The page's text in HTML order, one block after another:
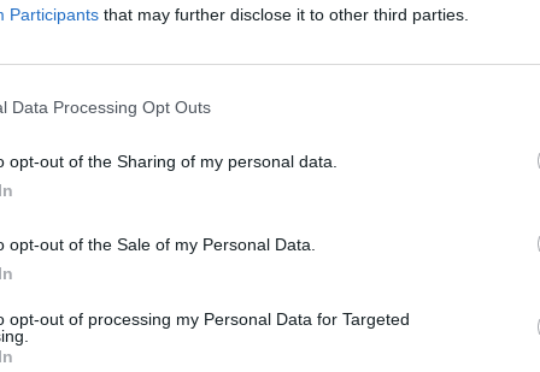
Participants that may further disclose it to other third parties.
Data Processing Opt Outs
opt-out of the Sharing of my personal data.
opt-out of the Sale of my Personal Data.
opt-out of processing my Personal Data for Targeted
bei vitaminų gausa, įskaitant E, B3 ir B6,
jis ir gana kaloringas, todėl saikas turėtų
ir su šviežiomis gėrybėmis. Tačiau didelis
daug – skonis pakankamai stiprus ir taip.
sumaišyti su graikišku jogurtu ir pateikti kaip
mirkyti“, – idėja dalijasi J. Tamoševičienė.
makaronų parduotuvėje – tūkstančiai